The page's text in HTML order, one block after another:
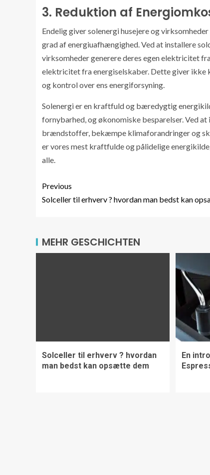
3. Reduktion af
Endelig giver solenergi husejere og
grad af energiuafhængighed. Ved at installere
virksomheder generere deres egen elektricitet
elektricitet fra energiselskaber. Dette giver ikke
og kontrol over ens energiforsyning.
Solenergi er en kraftfuld og bæredygtig
fornybarhed, og økonomiske besparelser. Ved
brændstoffer, bekæmpe klimaforandringer og
er vores mest kraftfulde og pålidelige
alle.
Previous
Solceller til erhverv ? hvordan man bedst kan
MEHR GESCHICHTEN
Solceller til erhverv ? hvordan
man bedst kan opsætte dem
En